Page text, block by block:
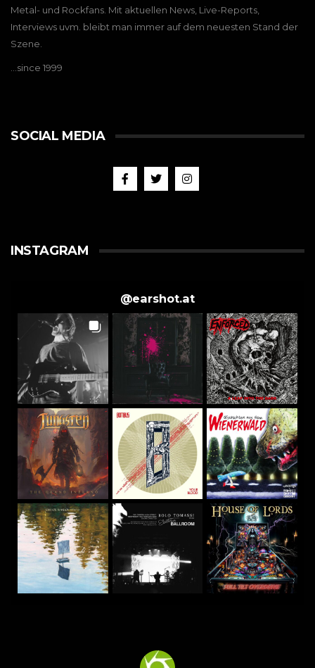
Metal- und Rockfans. Mit aktuellen News, Live-Reports,
Interviews uvm. bleibt man immer auf dem neuesten Stand der
Szene.
…since 1999
SOCIAL MEDIA
INSTAGRAM
@earshot.at